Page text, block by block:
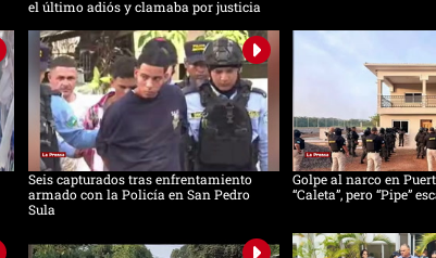
el último adiós y clamaba por justicia
Seis capturados tras enfrentamiento
armado con la Policía en San Pedro
Sula
Golpe al narco en
“Caleta”, pero “Pipe”